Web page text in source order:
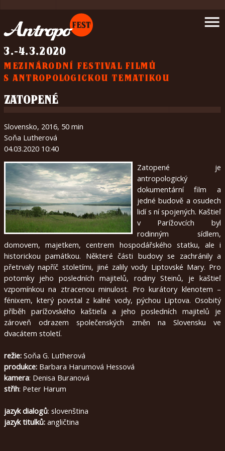
3.-4.3.2020
MEZINÁRODNÍ FESTIVAL FILMŮ
S ANTROPOLOGICKOU TEMATIKOU
menu
Úvod
Novinky
Program
Filmy
Podpořte
nás
Partneři
Napsali
o
nás
Galerie
Kontakt
nás
čeština
english
2020
2019
2018
2017
2015
2014
2012
ZATOPENÉ
Slovensko, 2016, 50 min
Soňa Lutherová
04.03.2020 10:40
Zatopené je
antropologický
dokumentární film a
jedné budově a osudech
lidí s ní spojených. Kaštieľ
v Parížovcích byl
rodinným sídlem,
domovem, majetkem, centrem hospodářského statku, ale i
historickou památkou. Některé části budovy se zachránily a
přetrvaly napříč stoletími, jiné zalily vody Liptovské Mary. Pro
potomky jeho posledních majitelů, rodiny Steinů, je kaštieľ
vzpomínkou na ztracenou minulost. Pro kurátory klenotem –
fénixem, který povstal z kalné vody, pýchou Liptova. Osobitý
příběh parížovského kaštieľa a jeho posledních majitelů je
zároveň odrazem společenských změn na Slovensku ve
dvacátem století.
režie: Soňa G. Lutherová
produkce: Barbara Harumová Hessová
kamera: Denisa Buranová
střih: Peter Harum
jazyk dialogů: slovenština
jazyk titulků: angličtina